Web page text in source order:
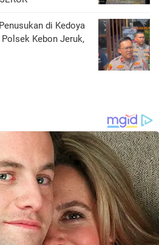
di Kedoya
Kebon Jeruk,